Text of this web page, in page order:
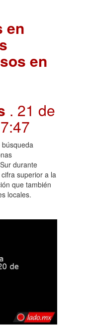
en
en
. 21 de
búsqueda
durante
superior a la
que también
locales.